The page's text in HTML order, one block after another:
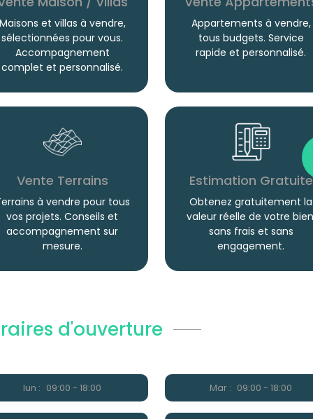
et villas à vendre,
sélectionnées pour vous.
Accompagnement
complet et personnalisé.
Appartements à vendre,
tous budgets. Service
rapide et personnalisé.
Vente Terrains
à vendre pour tous
vos projets. Conseils et
accompagnement sur
mesure.
Estimation Gratuite
Obtenez gratuitement la
valeur réelle de votre
sans frais et sans
engagement.
d'ouverture
lun : 09:00 - 18:00 Mar : 09:00 - 18:00